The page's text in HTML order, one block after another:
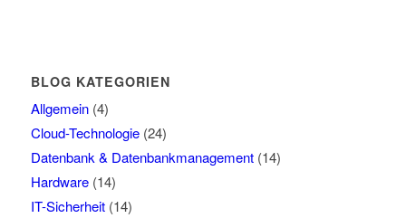
BLOG KATEGORIEN
Allgemein(4)
Cloud-Technologie(24)
Datenbank & Datenbankmanagement(14)
Hardware(14)
IT-Sicherheit(14)